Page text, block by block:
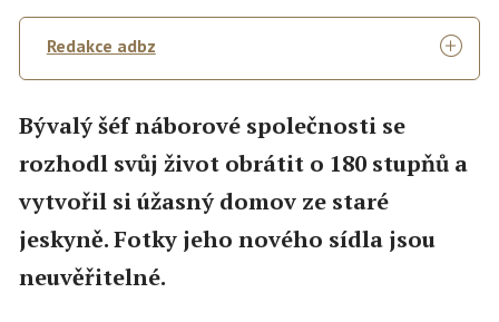
Redakce adbz
Bývalý šéf náborové společnosti se
rozhodl svůj život obrátit o 180 stupňů a
vytvořil si úžasný domov ze staré
jeskyně. Fotky jeho nového sídla jsou
neuvěřitelné.